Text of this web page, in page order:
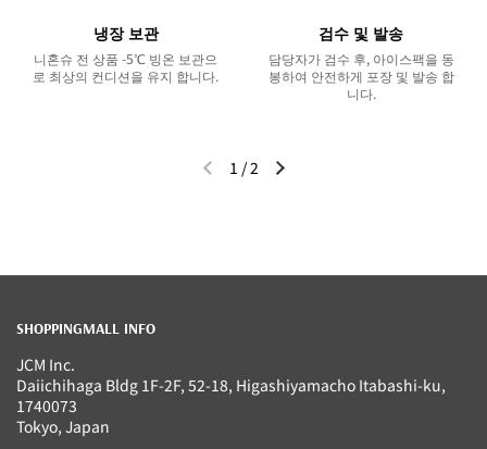
냉장 보관
니혼슈 전 상품 -5℃ 빙온 보관으
로 최상의 컨디션을 유지 합니다.
검수 및 발송
담당자가 검수 후, 아이스팩을 동
봉하여 안전하게 포장 및 발송 합
니다.
이전 슬라이드다음 슬라이드
1 /2
SHOPPINGMALL INFO
JCM Inc.
Daiichihaga Bldg 1F-2F, 52-18, Higashiyamacho Itabashi-ku,
1740073
Tokyo, Japan